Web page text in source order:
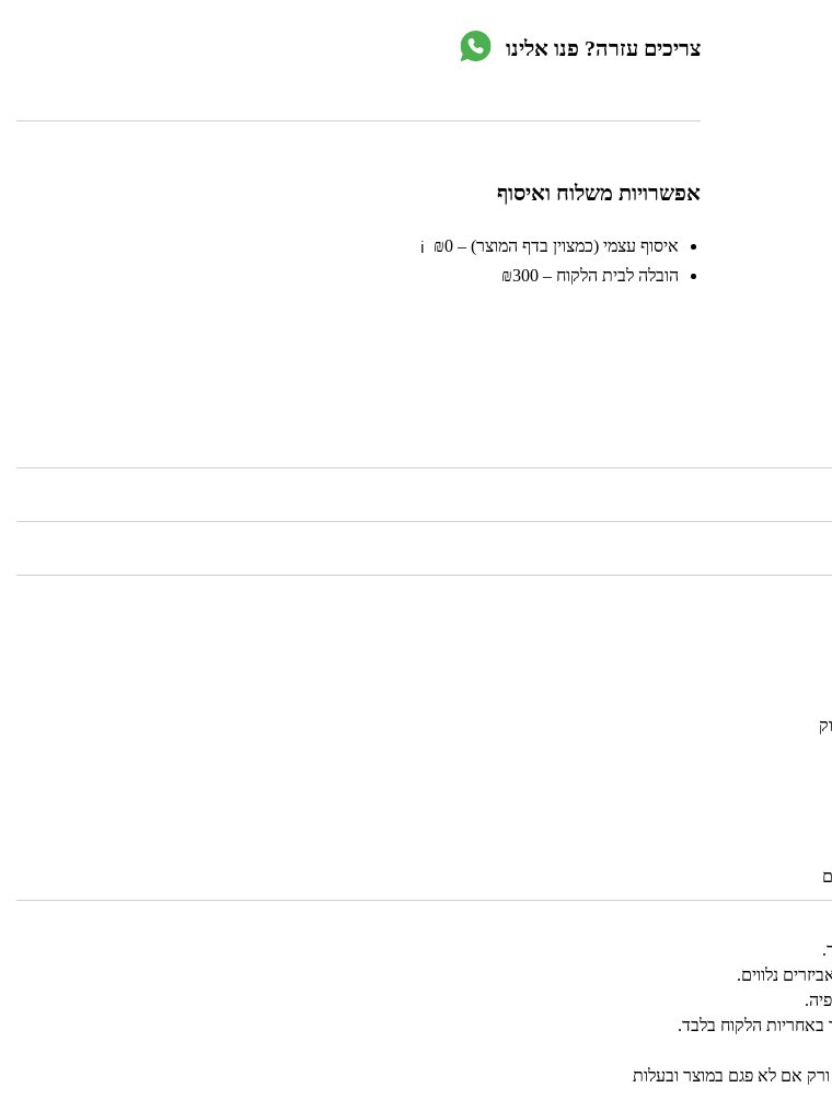
צריכים עזרה? פנו אלינו
אפשרויות משלוח ואיסוף
איסוף עצמי (כמצוין בדף המוצר) – ₪0 ℹ️
הובלה לבית הלקוח – ₪300
נלווים.
באחריות הלקוח בלבד.
אם לא פגם במוצר ובעלות